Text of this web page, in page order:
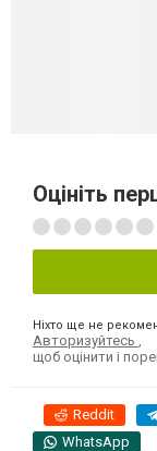
Оцініть
Ніхто ще не
Авторизуйтесь
щоб оцінити і
Reddit
WhatsApp